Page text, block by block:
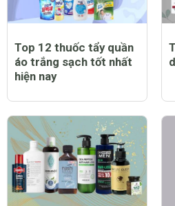
Top 12 thuốc tẩy quần
áo trắng sạch tốt nhất
hiện nay